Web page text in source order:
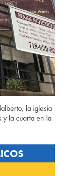
la iglesia
y la cuarta en la